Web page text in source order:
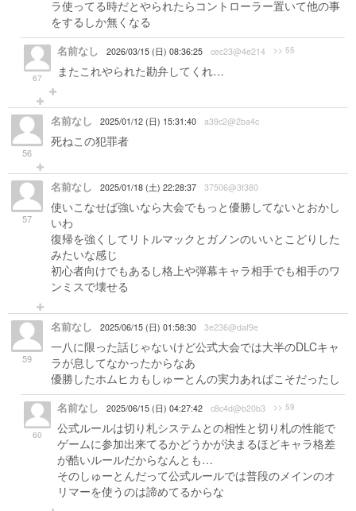
ラ使ってる時だとやられたらコントローラー置いて他の事
をするしか無くなる
67
名前なし 2026/03/15 (日) 08:36:25 cec23@4e214 >> 55
またこれやられた勘弁してくれ…
56
名前なし 2025/01/12 (日) 15:31:40 a39c2@2ba4c
死ねこの犯罪者
57
名前なし 2025/01/18 (土) 22:28:37 37506@3f380
使いこなせば強いなら大会でもっと優勝してないとおかし
いわ
復帰を強くしてリトルマックとガノンのいいとこどりした
みたいな感じ
初心者向けでもあるし格上や弾幕キャラ相手でも相手のワ
ンミスで壊せる
59
名前なし 2025/06/15 (日) 01:58:30 3e236@daf9e
一八に限った話じゃないけど公式大会では大半のDLCキャ
ラが息してなかったからなあ
優勝したホムヒカもしゅーとんの実力あればこそだったし
60
名前なし 2025/06/15 (日) 04:27:42 c8c4d@b20b3 >> 59
公式ルールは切り札システムとの相性と切り札の性能で
ゲームに参加出来てるかどうかが決まるほどキャラ格差
が酷いルールだからなんとも…
そのしゅーとんだって公式ルールでは普段のメインのオ
リマーを使うのは諦めてるからな